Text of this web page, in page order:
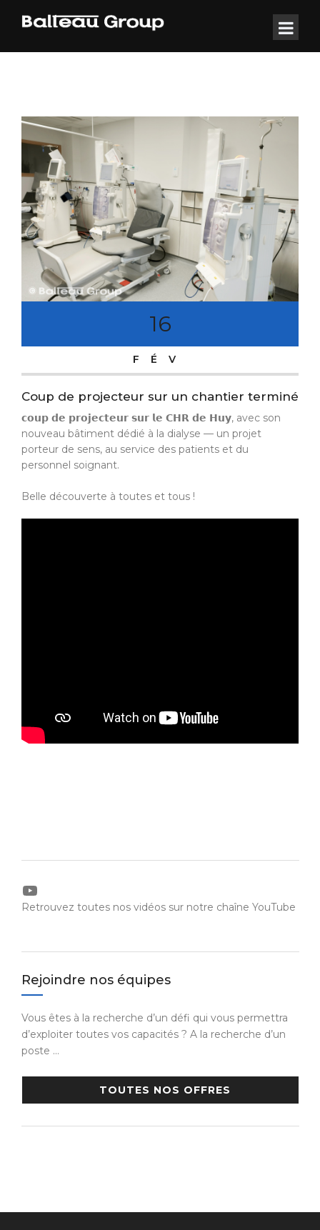
16
FÉV
Coup de projecteur sur un chantier terminé
𝗰𝗼𝘂𝗽 𝗱𝗲 𝗽𝗿𝗼𝗷𝗲𝗰𝘁𝗲𝘂𝗿 𝘀𝘂𝗿 𝗹𝗲 𝗖𝗛𝗥 𝗱𝗲 𝗛𝘂𝘆, avec son
nouveau bâtiment dédié à la dialyse — un projet
porteur de sens, au service des patients et du
personnel soignant.
Belle découverte à toutes et tous !
YouTube
Retrouvez toutes nos vidéos sur notre chaîne YouTube
Rejoindre nos équipes
Vous êtes à la recherche d’un défi qui vous permettra
d’exploiter toutes vos capacités ? A la recherche d’un
poste …
TOUTES NOS OFFRES